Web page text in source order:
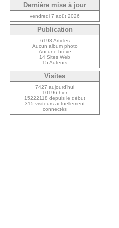
Dernière mise à jour
vendredi 7 août 2026
Publication
6198 Articles
Aucun album photo
Aucune brève
14 Sites Web
15 Auteurs
Visites
7427 aujourd’hui
10196 hier
15222118 depuis le début
315 visiteurs actuellement
connectés